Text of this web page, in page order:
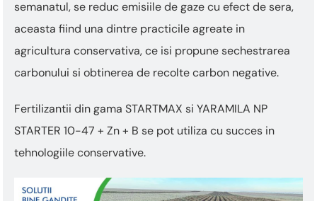
semanatul, se reduc emisiile de gaze cu efect de sera,
aceasta fiind una dintre practicile agreate in
agricultura conservativa, ce isi propune sechestrarea
carbonului si obtinerea de recolte carbon negative.
Fertilizantii din gama STARTMAX si YARAMILA NP
STARTER 10-47 + Zn + B se pot utiliza cu succes in
tehnologiile conservative.